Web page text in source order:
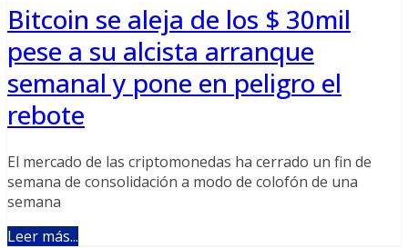
Bitcoin se aleja de los $ 30mil
pese a su alcista arranque
semanal y pone en peligro el
rebote
El mercado de las criptomonedas ha cerrado un fin de
semana de consolidación a modo de colofón de una
semana
Leer más...